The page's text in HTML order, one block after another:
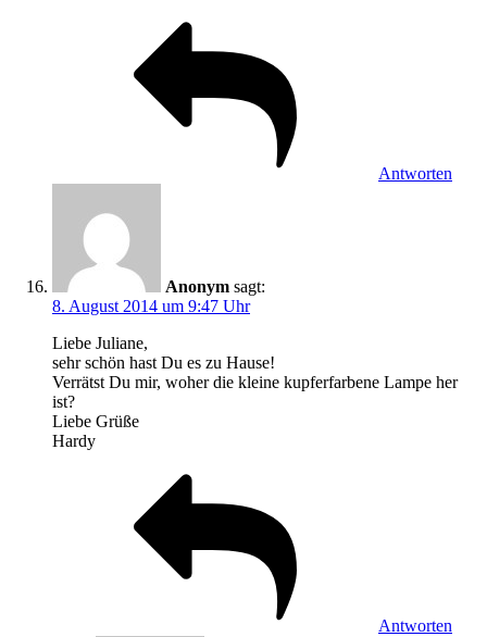
Antworten
Anonym sagt:
8. August 2014 um 9:47 Uhr
Liebe Juliane,
sehr schön hast Du es zu Hause!
Verrätst Du mir, woher die kleine kupferfarbene Lampe her
ist?
Liebe Grüße
Hardy
Antworten